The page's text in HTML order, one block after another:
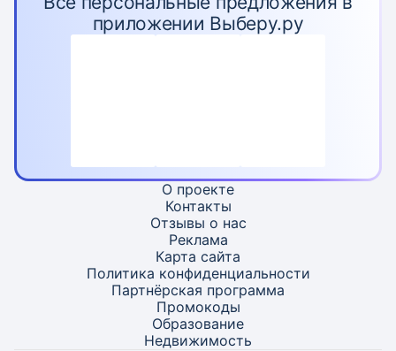
приложении Выберу.ру
О проекте
Контакты
Отзывы о нас
Реклама
Карта сайта
Политика конфиденциальности
Партнёрская программа
Промокоды
Образование
Недвижимость